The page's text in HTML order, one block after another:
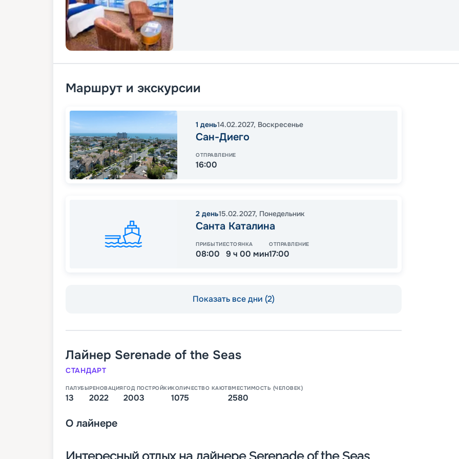
Маршрут и экскурсии
1 день14.02.2027, Воскресенье
Сан-Диего
ОТПРАВЛЕНИЕ
16:00
2 день15.02.2027, Понедельник
Санта Каталина
ПРИБЫТИЕ
08:00
СТОЯНКА
9 ч 00 мин
ОТПРАВЛЕНИЕ
17:00
Показать все дни (2)
Лайнер Serenade of the Seas
СТАНДАРТ
ПАЛУБЫ
13
РЕНОВАЦИЯ
2022
ГОД ПОСТРОЙКИ
2003
КОЛИЧЕСТВО КАЮТ
1075
ВМЕСТИМОСТЬ (ЧЕЛОВЕК)
2580
О лайнере